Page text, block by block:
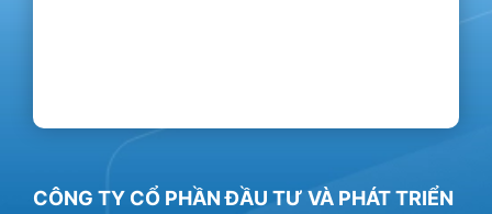
CÔNG TY CỔ PHẦN ĐẦU TƯ VÀ PHÁT TRIỂN